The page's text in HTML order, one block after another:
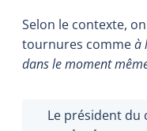
Selon le contexte,
tournures commeà
dans le moment
Le président